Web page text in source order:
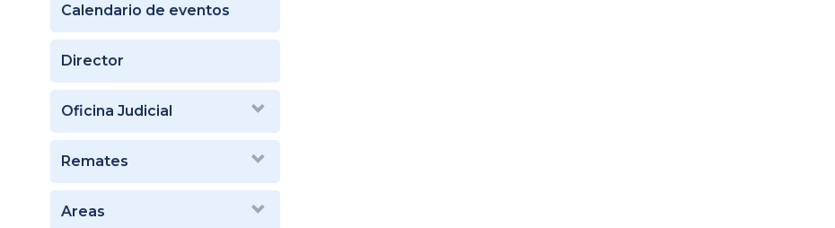
Calendario de eventos
Director
Oficina Judicial
Remates
Areas